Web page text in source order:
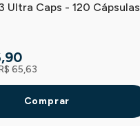
Ultra Caps - 120 Cápsulas
,90
65,63
Comprar